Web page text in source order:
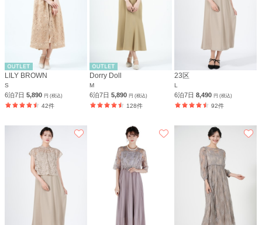
LILY BROWN
S
6泊7日 5,890 円 (税込)
42件
Dorry Doll
M
6泊7日5,890円 (税込)
128件
23区
L
6泊7日8,490円 (税込)
92件